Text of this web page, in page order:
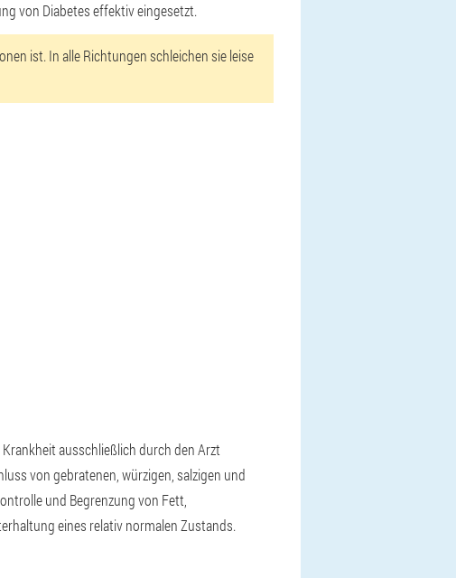
von Diabetes effektiv eingesetzt.
ist. In alle Richtungen schleichen sie leise
ausschließlich durch den Arzt
von gebratenen, würzigen, salzigen und
und Begrenzung von Fett,
eines relativ normalen Zustands.